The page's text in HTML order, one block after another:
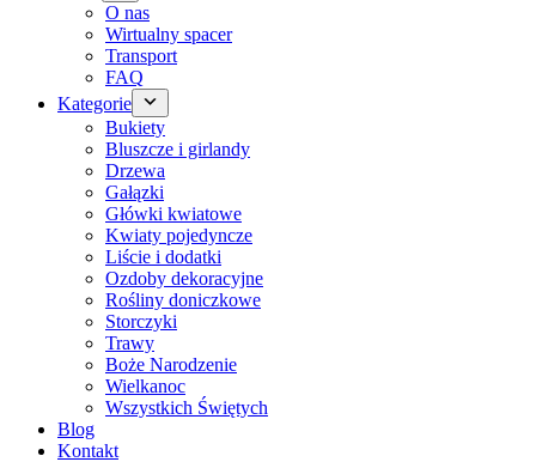
O nas
Wirtualny spacer
Transport
FAQ
Kategorie
Bukiety
Bluszcze i girlandy
Drzewa
Gałązki
Główki kwiatowe
Kwiaty pojedyncze
Liście i dodatki
Ozdoby dekoracyjne
Rośliny doniczkowe
Storczyki
Trawy
Boże Narodzenie
Wielkanoc
Wszystkich Świętych
Blog
Kontakt